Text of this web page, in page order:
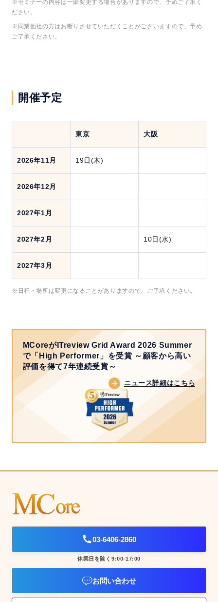
※セミナーの内容は一部変更する場合がありますので、予めご了承く
ださい。
※同業他社の方はお断りさせていただくことがございますので、予め
ご了承ください。
開催予定
東京 大阪
2026年11月 19日(木)
2026年12月
2027年1月
2027年2月 10日(水)
2027年3月
※日程・場所は変更になることがありますので、ご了承ください。
MCoreがITreview Grid Award 2026 Summer
で「High Performer」を受賞 ～顧客から高い
評価を得て7年連続受賞～
ニュース詳細はこちら
03-6406-2860
休業日を除く9:00-17:00
お問い合わせ